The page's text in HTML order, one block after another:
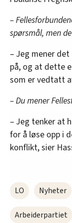
oversikten
–
spørsmål, men
– Jeg mener
på, og at dette
som er vedtatt
– Du mener
– Jeg tenker at
for å løse opp i
konflikt, sier
LO Nyheter
Arbeiderpartiet